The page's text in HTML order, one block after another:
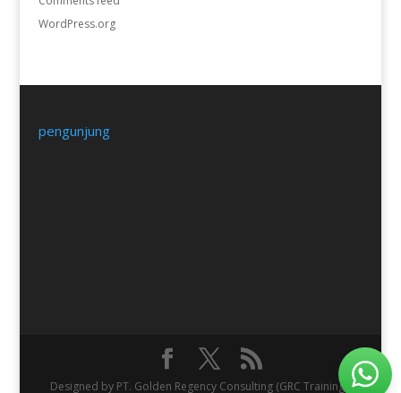
WordPress.org
pengunjung
Designed by PT. Golden Regency Consulting (GRC Training).